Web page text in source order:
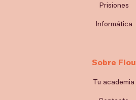
Prisiones
Informática
Sobre Flou
Tu academia